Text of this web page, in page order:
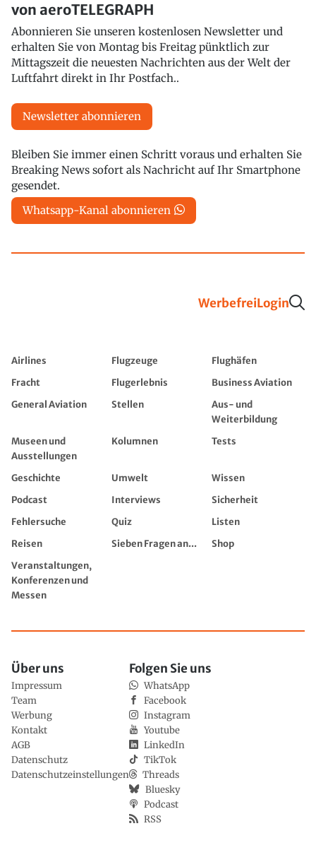
von aeroTELEGRAPH
Abonnieren Sie unseren kostenlosen Newsletter und
erhalten Sie von Montag bis Freitag pünktlich zur
Mittagszeit die neuesten Nachrichten aus der Welt der
Luftfahrt direkt in Ihr Postfach..
Newsletter abonnieren
Bleiben Sie immer einen Schritt voraus und erhalten Sie
Breaking News sofort als Nachricht auf Ihr Smartphone
gesendet.
Whatsapp-Kanal abonnieren
WerbefreiLogin
Airlines Flugzeuge
Flughäfen
Fracht
Flugerlebnis
Business Aviation
General Aviation
Stellen
Aus- und
Weiterbildung
Museen und
Ausstellungen
Kolumnen Tests
Geschichte Umwelt
Wissen
Podcast
Interviews
Sicherheit
Fehlersuche
Quiz
Listen
Reisen
Sieben Fragen an...
Shop
Veranstaltungen,
Konferenzen und
Messen
Über uns
Impressum
Team
Werbung
Kontakt
AGB
Datenschutz
Datenschutzeinstellungen
Folgen Sie uns
WhatsApp
Facebook
Instagram
Youtube
LinkedIn
TikTok
Threads
Bluesky
Podcast
RSS